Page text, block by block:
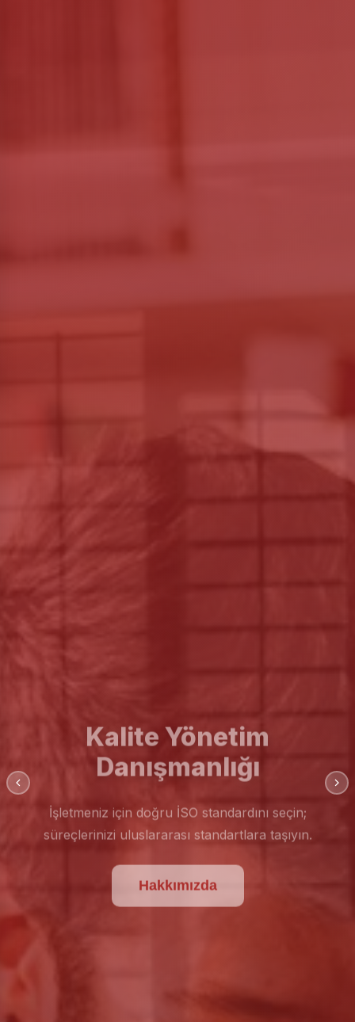
Kalite Yönetim
Danışmanlığı
İşletmeniz için doğru İSO standardını seçin;
süreçlerinizi uluslararası standartlara taşıyın.